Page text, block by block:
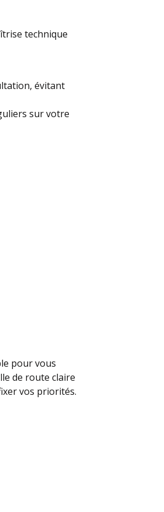
technique
évitant
sur votre
pour vous
de route claire
vos priorités.